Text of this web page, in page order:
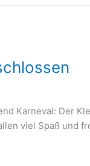
Karneval: Der
viel Spaß und